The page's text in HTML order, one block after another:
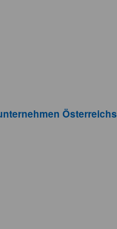
Österreichs